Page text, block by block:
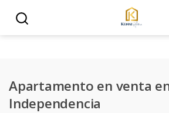
Apartamento en venta
Independencia